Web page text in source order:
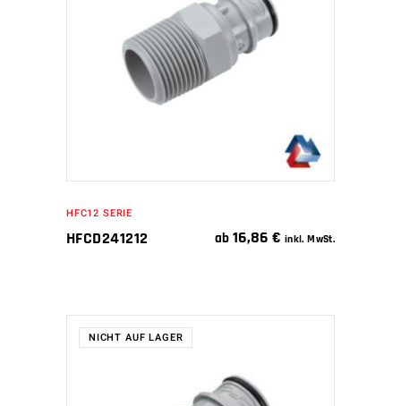
IN DEN WARENKORB
HFC12 SERIE
HFCD241212 ab 16,86€ inkl. MwSt.
NICHT AUF LAGER